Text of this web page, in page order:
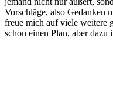
Vorschläge, also Gedanken
freue mich auf viele weitere
schon einen Plan, aber dazu